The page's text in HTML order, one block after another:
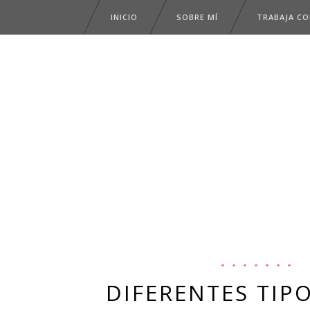
INICIO SOBRE MÍ TRABAJA
DIFERENTES